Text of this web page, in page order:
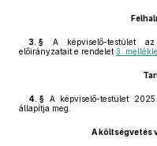
3. § A képviselő-testület
előirányzatait e rendelet 3.
4. § A képviselő-testület
állapítja meg.
A költségvetés